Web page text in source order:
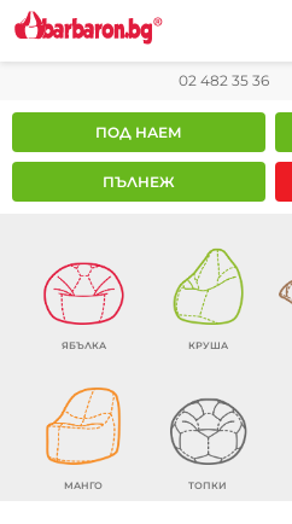
02 482 35 36
ПОД НАЕМ
ПЪЛНЕЖ
ЯБЪЛКА КРУША
МАНГО ТОПКИ